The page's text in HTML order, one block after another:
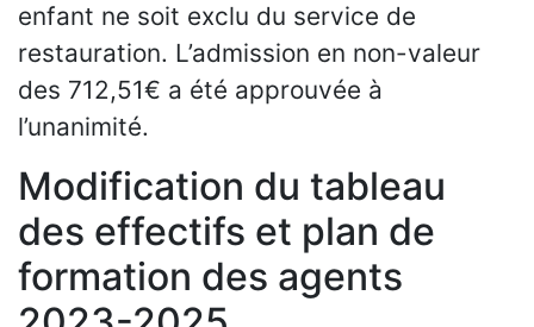
enfant ne soit exclu du service de
restauration. L’admission en non-valeur
des 712,51€ a été approuvée à
l’unanimité.
Modification du tableau
des effectifs et plan de
formation des agents